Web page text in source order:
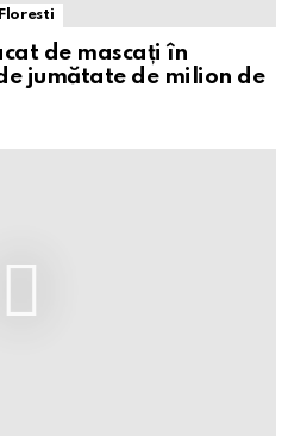
de mascați în
jumătate de milion de